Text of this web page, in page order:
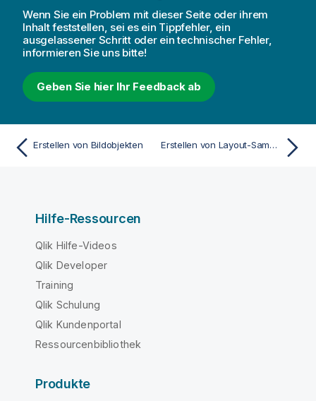
Wenn Sie ein Problem mit dieser Seite oder ihrem
Inhalt feststellen, sei es ein Tippfehler, ein
ausgelassener Schritt oder ein technischer Fehler,
informieren Sie uns bitte!
Geben Sie hier Ihr Feedback ab
Erstellen von Bildobjekten Erstellen von Layout-Sammelboxen
Hilfe-Ressourcen
Qlik Hilfe-Videos
Qlik Developer
Training
Qlik Schulung
Qlik Kundenportal
Ressourcenbibliothek
Produkte